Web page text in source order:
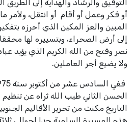
التوفيق والرشاد والهداية إلى
أو فكر وعمل أو أقام أو انتقل، ولأمر
المبين والعز المكين الذي أحرزه
إلى أرض الصحراء، وبتسييره لها
نصر وفتح من الله الكريم الذي يؤيد
ولا يضيع أجر العاملين.
ففي السادس عشر من
الحسن الثاني طيب الله ثراه عن تنظيم
التاريخ مكنت من تحرير الأقاليم